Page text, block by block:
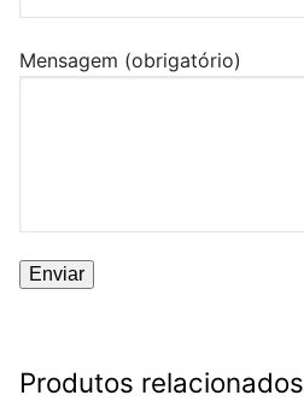
Mensagem (obrigatório)
Produtos relacionados